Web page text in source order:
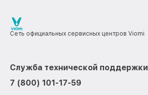
Сеть официальных сервисных центров Viomi
Служба технической поддержки
7 (800) 101-17-59